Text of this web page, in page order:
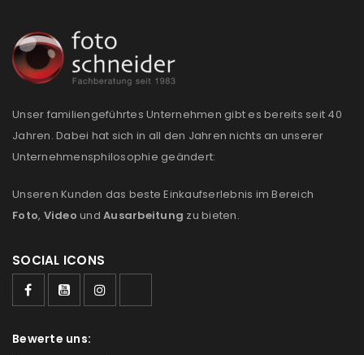
us
Ich stimme zu
Ja, ich möchte ein Kundenkonto eröffnen und
akzeptiere dieDatenschutzerklärung. *
REGISTRIEREN
Unser familiengeführtes Unternehmen gibt es bereits seit 40
Jahren. Dabei hat sich in all den Jahren nichts an unserer
Unternehmensphilosophie geändert:
Unseren Kunden das beste Einkaufserlebnis im Bereich
Foto, Video und Ausarbeitung zu bieten.
SOCIAL ICONS
Bewerte uns: